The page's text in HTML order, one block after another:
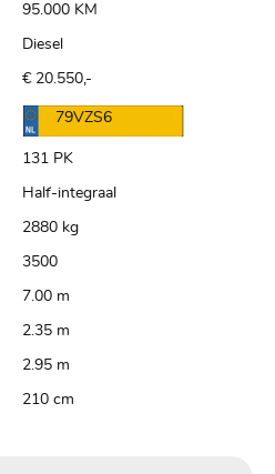
95.000 KM
Diesel
€ 20.550,-
79VZS6
131 PK
Half-integraal
2880 kg
3500
7.00 m
2.35 m
2.95 m
210 cm